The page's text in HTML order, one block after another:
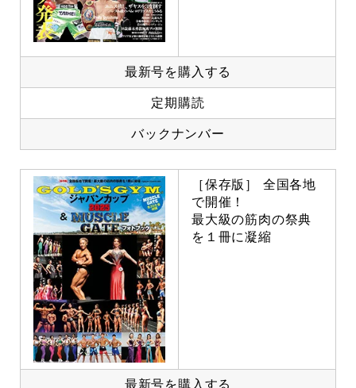
最新号を購入する
定期購読
バックナンバー
［保存版］ 全国各地
で開催！
最大級の筋肉の祭典
を１冊に凝縮
最新号を購入する